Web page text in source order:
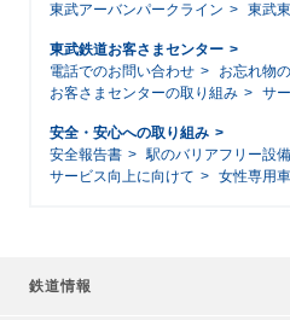
東武アーバンパークライン
東武
東武鉄道お客さまセンター
電話でのお問い合わせ
お忘れ物
お客さまセンターの取り組み
サ
安全・安心への取り組み
安全報告書
駅のバリアフリー設備
サービス向上に向けて
女性専用車
鉄道情報